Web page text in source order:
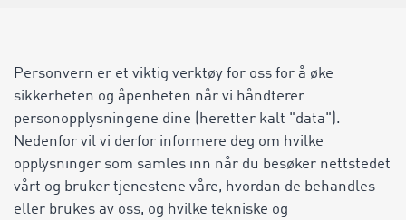
Personvern er et viktig verktøy for oss for å øke
sikkerheten og åpenheten når vi håndterer
personopplysningene dine (heretter kalt "data").
Nedenfor vil vi derfor informere deg om hvilke
opplysninger som samles inn når du besøker nettstedet
vårt og bruker tjenestene våre, hvordan de behandles
eller brukes av oss, og hvilke tekniske og